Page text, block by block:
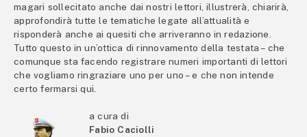
magari sollecitato anche dai nostri lettori, illustrerà, chiarirà,
approfondirà tutte le tematiche legate all’attualità e
risponderà anche ai quesiti che arriveranno in redazione.
Tutto questo in un’ottica di rinnovamento della testata – che
comunque sta facendo registrare numeri importanti di lettori
che vogliamo ringraziare uno per uno – e che non intende
certo fermarsi qui.
a cura di
Fabio Caciolli